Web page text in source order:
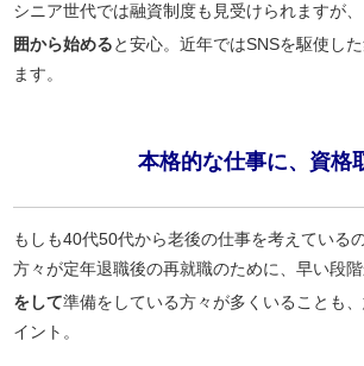
シニア世代では融資制度も見受けられますが、
囲から始めると安心。近年ではSNSを駆使し
ます。
本格的な仕事に、資格
もしも40代50代から老後の仕事を考えている
方々が定年退職後の再就職のために、早い段
をして準備をしている方々が多くいることも
イント。